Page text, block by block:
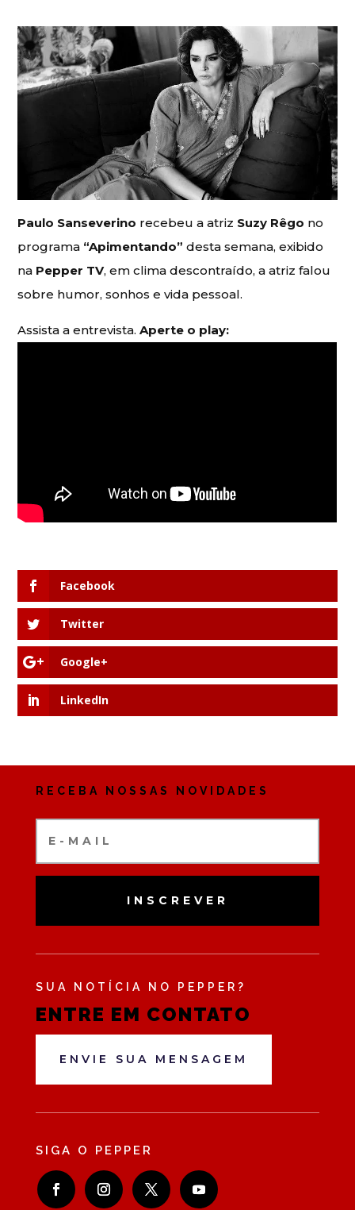
Paulo Sanseverino recebeu a atriz Suzy Rêgo no
programa “Apimentando” desta semana, exibido
na Pepper TV, em clima descontraído, a atriz falou
sobre humor, sonhos e vida pessoal.
Assista a entrevista.Aperte o play:
Facebook
Twitter
Google+
LinkedIn
RECEBA NOSSAS NOVIDADES
INSCREVER
SUA NOTÍCIA NO PEPPER?
ENTRE EM CONTATO
ENVIE SUA MENSAGEM
SIGA O PEPPER